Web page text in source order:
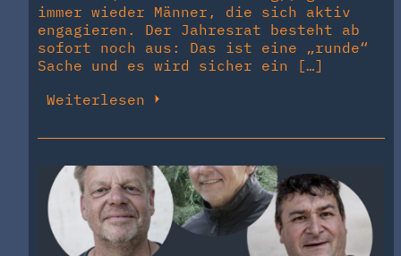
immer wieder Männer, die sich aktiv
engagieren. Der Jahresrat besteht ab
sofort noch aus: Das ist eine „runde“
Sache und es wird sicher ein […]
Weiterlesen